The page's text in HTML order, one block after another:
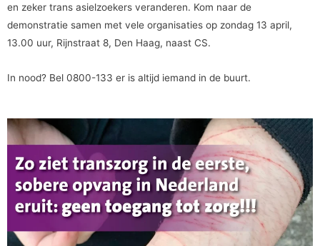
en zeker trans asielzoekers veranderen. Kom naar de
demonstratie samen met vele organisaties op zondag 13 april,
13.00 uur, Rijnstraat 8, Den Haag, naast CS.
In nood? Bel 0800-133 er is altijd iemand in de buurt.